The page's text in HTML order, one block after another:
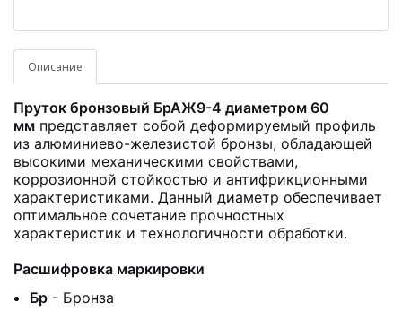
Описание
Пруток бронзовый БрАЖ9-4 диаметром 60
мм представляет собой деформируемый профиль
из алюминиево-железистой бронзы, обладающей
высокими механическими свойствами,
коррозионной стойкостью и антифрикционными
характеристиками. Данный диаметр обеспечивает
оптимальное сочетание прочностных
характеристик и технологичности обработки.
Расшифровка маркировки
Бр - Бронза